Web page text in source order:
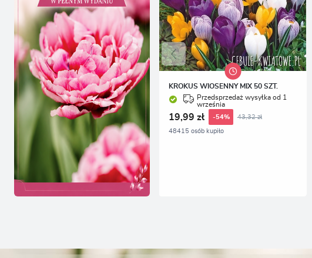
KROKUS WIOSENNY MIX 50 SZT.
Przedsprzedaż wysyłka od 1
września
19,99 zł -54% 43,32 zł
48415 osób kupiło